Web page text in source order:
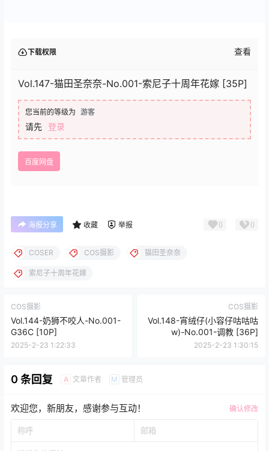
下载权限 查看
Vol.147-猫田圣奈奈-No.001-索尼子十周年花嫁 [35P]
您当前的等级为 游客
请先 登录
百度网盘
海报分享 收藏 举报 0 0
COSER COS摄影 猫田圣奈奈
索尼子十周年花嫁
COS摄影
Vol.144-奶狮不咬人-No.001-
G36C [10P]
2025-2-23 1:22:33
COS摄影
Vol.148-宵绒仔(小容仔咕咕咕
w)-No.001-调教 [36P]
2025-2-23 1:30:15
0 条回复 A 文章作者 M 管理员
欢迎您，新朋友，感谢参与互动！ 确认修改